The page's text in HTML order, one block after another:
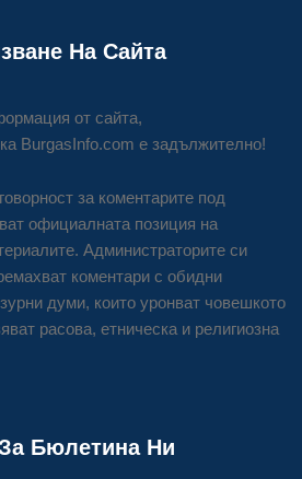
На Сайта
от сайта,
BurgasInfo.com е задължително!
за коментарите под
официалната позиция на
Администраторите си
коментари с обидни
думи, които уронват човешкото
расова, етническа и религиозна
Бюлетина Ни